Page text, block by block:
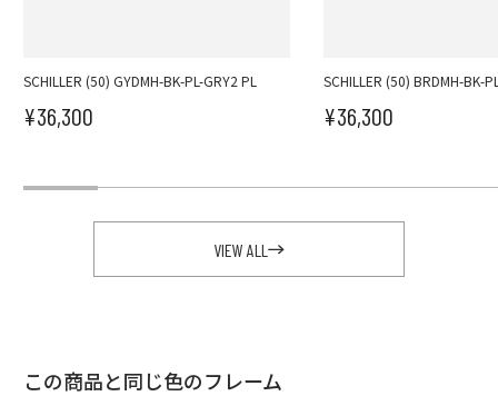
SCHILLER (50) GYDMH-BK-PL-GRY2 PL
セール価格
¥36,300
SCHILLER (50) BRDMH-BK-
セール価格
¥36,300
VIEW ALL
この商品と同じ色のフレーム